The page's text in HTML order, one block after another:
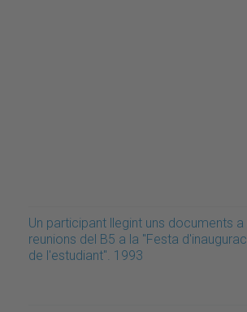
Un participant llegint uns documents a
reunions del B5 a la "Festa
de l'estudiant". 1993